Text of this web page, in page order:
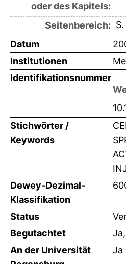
oder des Kapitels:
Seitenbereich:
Datum
Institutionen
Identifikationsnummer
Stichwörter /
Keywords
Dewey-Dezimal-
Klassifikation
Status
Begutachtet
An der Universität
Ja